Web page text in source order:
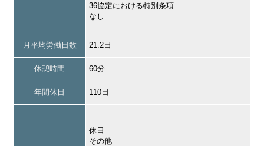
36協定における特別条項
なし
月平均労働日数 21.2日
休憩時間 60分
年間休日 110日
休日
その他